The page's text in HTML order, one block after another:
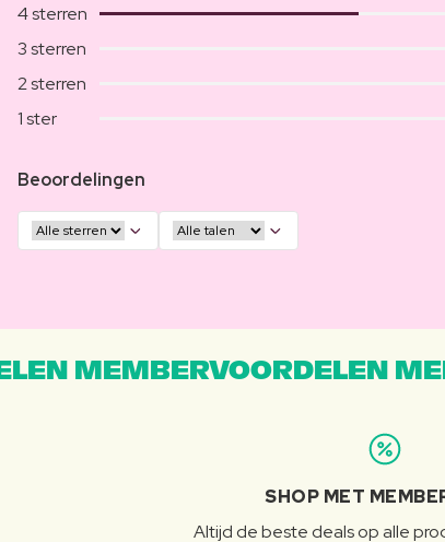
4 sterren
3 sterren
2 sterren
1 ster
Beoordelingen
MEMBERVOORDELEN
SHOP MET
Altijd de beste deals op alle